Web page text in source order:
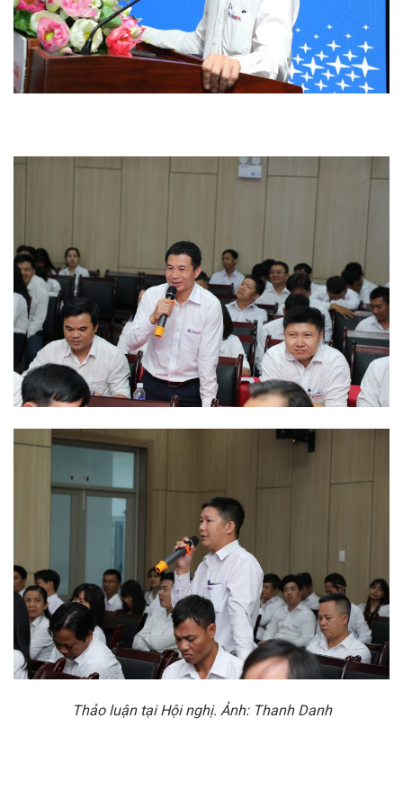
Thảo luận tại Hội nghị. Ảnh: Thanh Danh